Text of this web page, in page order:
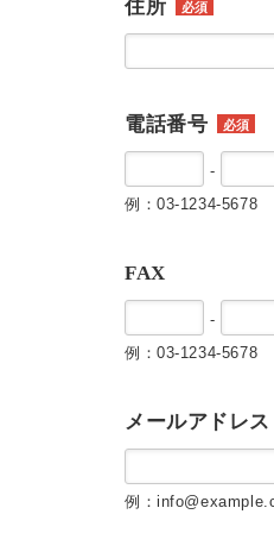
住所 必須
電話番号 必須
-
例：03-1234-5678
FAX
-
例：03-1234-5678
メールアドレス
例：